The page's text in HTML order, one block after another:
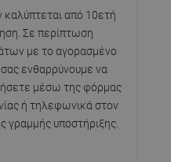
καλύπτεται από 10ετή
Σε περίπτωση
με το αγορασμένο
σας ενθαρρύνουμε να
μέσω της φόρμας
ή τηλεφωνικά στον
γραμμής υποστήριξης.